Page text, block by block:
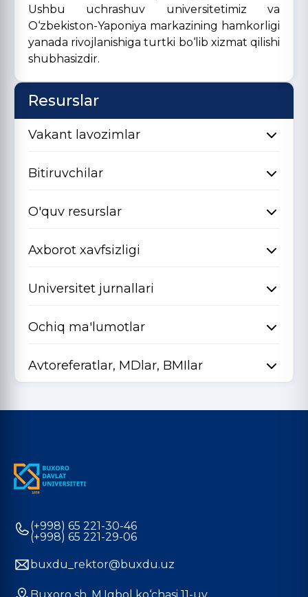
Ushbu uchrashuv universitetimiz va
O‘zbekiston-Yaponiya markazining hamkorligi
yanada rivojlanishiga turtki bo‘lib xizmat qilishi
shubhasizdir.
Resurslar
Vakant lavozimlar
Bitiruvchilar
O'quv resurslar
Axborot xavfsizligi
Universitet jurnallari
Ochiq ma'lumotlar
Avtoreferatlar, MDlar, BMIlar
(+998) 65 221-30-46
(+998) 65 221-29-06
buxdu_rektor@buxdu.uz